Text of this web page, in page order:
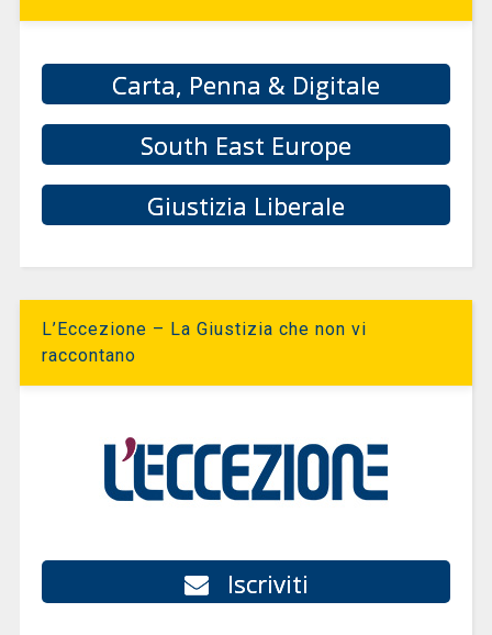
Carta, Penna & Digitale
South East Europe
Giustizia Liberale
L’Eccezione – La Giustizia che non vi
raccontano
Iscriviti